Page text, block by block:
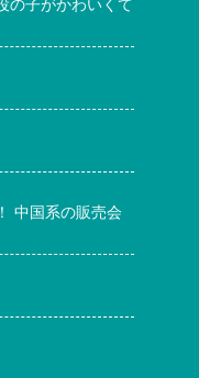
の子がかわいくて
中国系の販売会